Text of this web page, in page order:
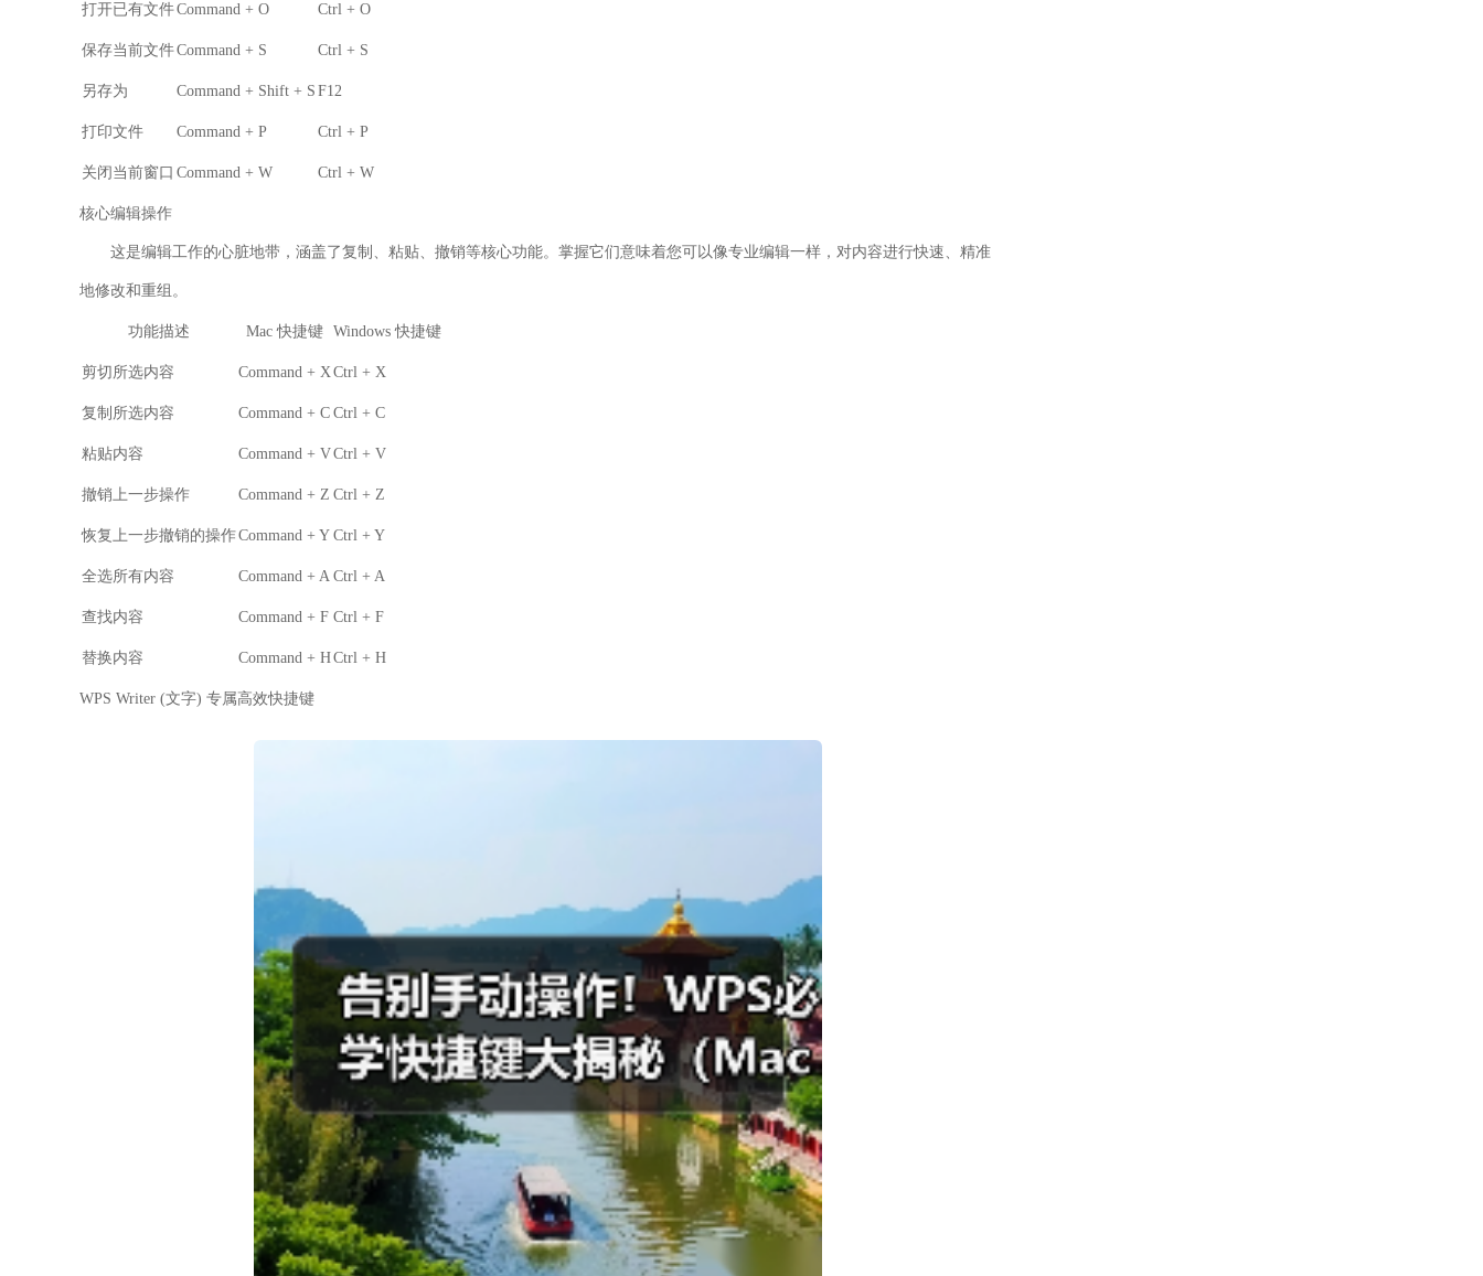
打开已有文件Command + O Ctrl + O
保存当前文件Command + S Ctrl + S
另存为 Command + Shift + S F12
打印文件 Command + P Ctrl + P
关闭当前窗口 Command + W Ctrl + W
核心编辑操作
这是编辑工作的心脏地带，涵盖了复制、粘贴、撤销等核心功能。掌握它们意味着您可以像专业编辑一样，对内容进行快速、精准
地修改和重组。
功能描述 Mac 快捷键 Windows 快捷键
剪切所选内容 Command + XCtrl + X
复制所选内容 Command + C Ctrl + C
粘贴内容 Command + VCtrl + V
撤销上一步操作 Command + Z Ctrl + Z
恢复上一步撤销的操作Command + Y Ctrl + Y
全选所有内容 Command + A Ctrl + A
查找内容 Command + F Ctrl + F
替换内容 Command + HCtrl + H
WPS Writer (文字) 专属高效快捷键